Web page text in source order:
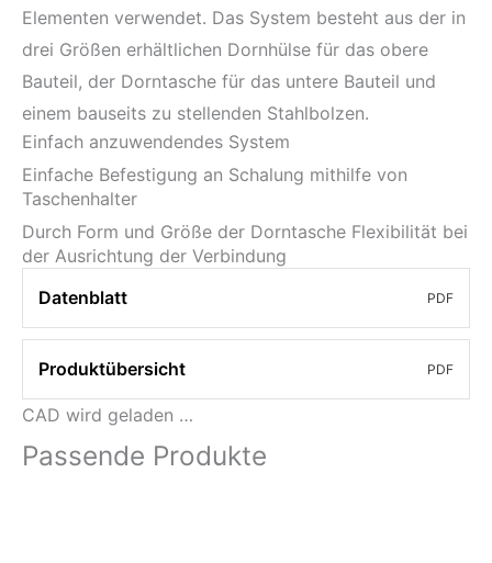
Elementen verwendet. Das System besteht aus der in
drei Größen erhältlichen Dornhülse für das obere
Bauteil, der Dorntasche für das untere Bauteil und
einem bauseits zu stellenden Stahlbolzen.
Einfach anzuwendendes System
Einfache Befestigung an Schalung mithilfe von
Taschenhalter
Durch Form und Größe der Dorntasche Flexibilität bei
der Ausrichtung der Verbindung
Datenblatt
PDF
Produktübersicht PDF
CAD wird geladen …
Passende Produkte